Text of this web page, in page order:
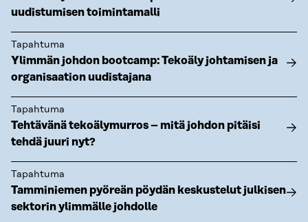
uudistumisen toimintamalli
Tapahtuma
Ylimmän johdon bootcamp: Tekoäly johtamisen ja
organisaation uudistajana
Tapahtuma
Tehtävänä tekoälymurros – mitä johdon pitäisi
tehdä juuri nyt?
Tapahtuma
Tamminiemen pyöreän pöydän keskustelut julkisen
sektorin ylimmälle johdolle